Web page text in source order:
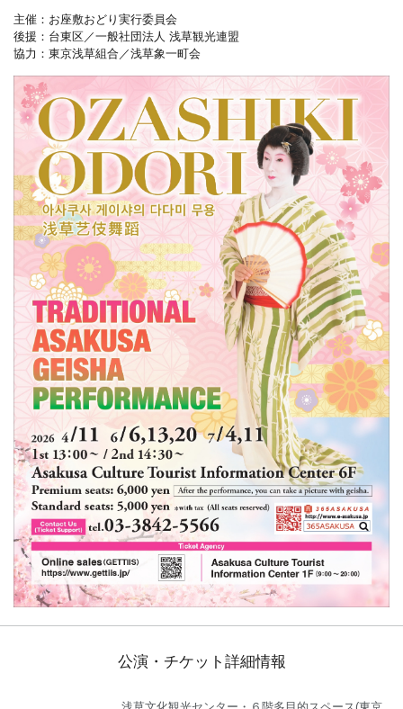
主催：お座敷おどり実行委員会
後援：台東区／一般社団法人 浅草観光連盟
協力：東京浅草組合／浅草象一町会
公演・チケット詳細情報